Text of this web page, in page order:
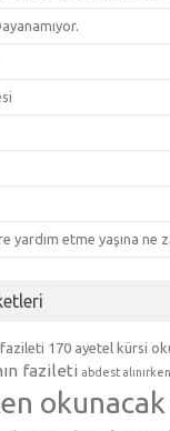
yardım etme yaşına ne
fazileti 170 ayetel kürsi
fazileti abdest